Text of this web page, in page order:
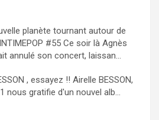
planète tournant autour de
#55 Ce soir là Agnès
annulé son concert, laissan...
, essayez !! Airelle BESSON,
nous gratifie d'un nouvel alb...